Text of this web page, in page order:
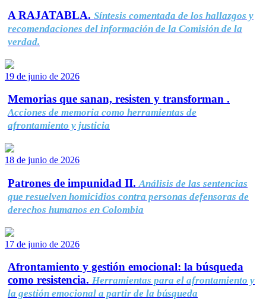
A RAJATABLA. Síntesis comentada de los hallazgos y
recomendaciones del información de la Comisión de la
verdad.
19 de junio de 2026
Memorias que sanan, resisten y transforman .
Acciones de memoria como herramientas de
afrontamiento y justicia
18 de junio de 2026
Patrones de impunidad II. Análisis de las sentencias
que resuelven homicidios contra personas defensoras de
derechos humanos en Colombia
17 de junio de 2026
Afrontamiento y gestión emocional: la búsqueda
como resistencia. Herramientas para el afrontamiento y
la gestión emocional a partir de la búsqueda